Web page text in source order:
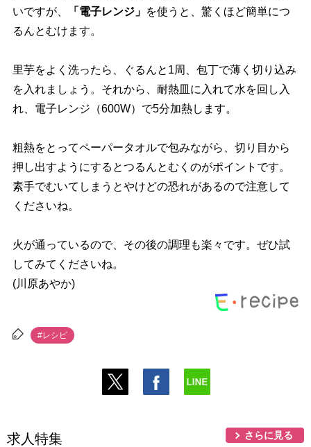
いですが、
「電子レンジ」 を使うと、驚くほど簡単につ
るんとむけます。
里芋をよく洗ったら、ぐるんと1周、包丁で薄く切り込み
を入れましょう。それから、耐熱皿に入れて水を回し入
れ、電子レンジ（600W）で5分加熱します。
粗熱をとってペーパータオルで包みながら、切り目から
押し出すようにするとつるんとむくのがポイントです。
素手でむいてしまうとやけどの恐れがあるので注意して
くださいね。
火が通っているので、その後の調理も楽々です。ぜひ試
してみてくださいね。
(川原あやか)
#レシピ
求人特集 さらに見る